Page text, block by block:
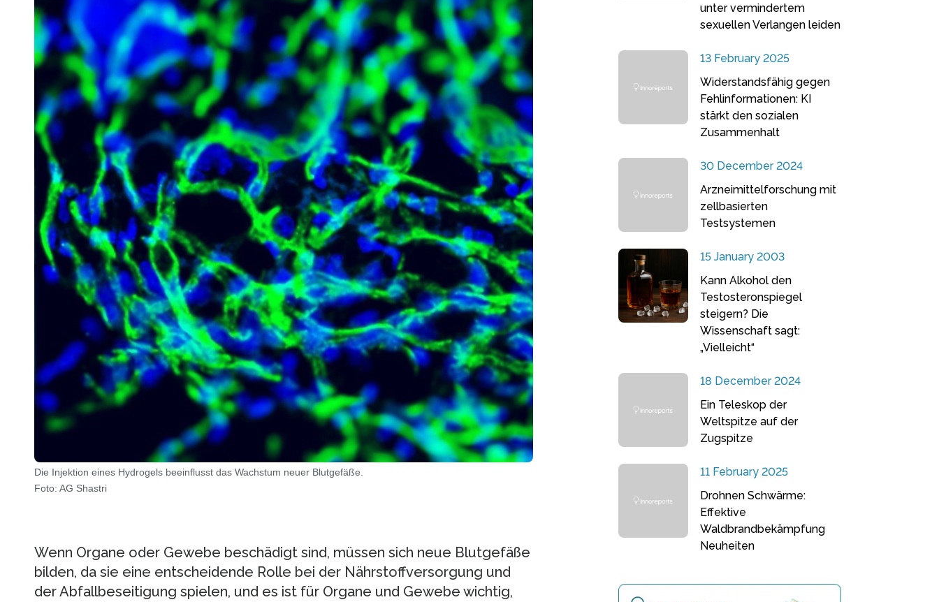
Die Injektion eines Hydrogels beeinflusst das Wachstum neuer Blutgefäße.
Foto: AG Shastri
Wenn Organe oder Gewebe beschädigt sind, müssen sich neue Blutgefäße
bilden, da sie eine entscheidende Rolle bei der Nährstoffversorgung und
der Abfallbeseitigung spielen, und es ist für Organe und Gewebe wichtig,
unter vermindertem
sexuellen Verlangen leiden
13 February 2025
Widerstandsfähig gegen
Fehlinformationen: KI
stärkt den sozialen
Zusammenhalt
30 December 2024
Arzneimittelforschung mit
zellbasierten
Testsystemen
15 January 2003
Kann Alkohol den
Testosteronspiegel
steigern? Die
Wissenschaft sagt:
„Vielleicht“
18 December 2024
Ein Teleskop der
Weltspitze auf der
Zugspitze
11 February 2025
Drohnen Schwärme:
Effektive
Waldbrandbekämpfung
Neuheiten